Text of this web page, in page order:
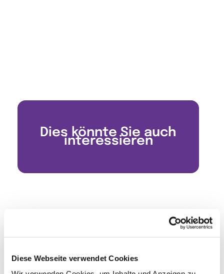
Diese Webseite verwendet Cookies
Dies könnte Sie auch
interessieren